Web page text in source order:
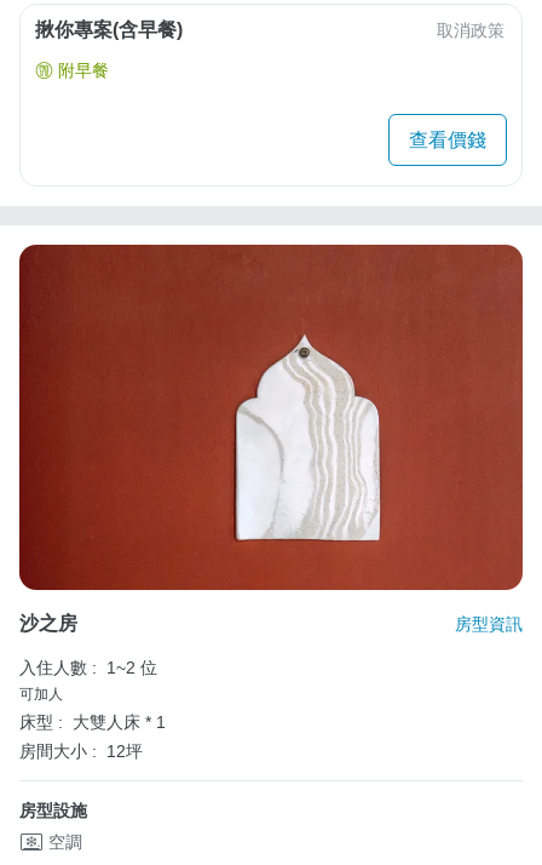
揪你專案(含早餐) 取消政策
附早餐
查看價錢
沙之房 房型資訊
入住人數 : 1~2 位
可加人
床型 :
大雙人床 * 1
房間大小 :
12坪
房型設施
空調